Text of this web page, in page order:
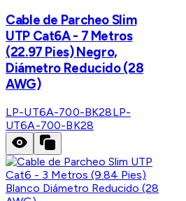
Cable de Parcheo Slim
UTP Cat6A - 7 Metros
(22.97 Pies) Negro,
Diámetro Reducido (28
AWG)
LP-UT6A-700-BK28LP-
UT6A-700-BK28